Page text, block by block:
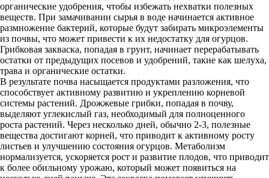
органические удобрения, чтобы избежать нехватки полезных
веществ. При замачивании сырья в воде начинается активное
размножение бактерий, которые будут забирать микроэлементы
из почвы, что может привести к их недостатку для огурцов.
Грибковая закваска, попадая в грунт, начинает перерабатывать
остатки от предыдущих посевов и удобрений, такие как шелуха,
трава и органические остатки.
В результате почва насыщается продуктами разложения, что
способствует активному развитию и укреплению корневой
системы растений. Дрожжевые грибки, попадая в почву,
выделяют углекислый газ, необходимый для полноценного
роста растений. Через несколько дней, обычно 2-3, полезные
вещества достигают корней, что приводит к активному росту
листьев и улучшению состояния огурцов. Метаболизм
нормализуется, ускоряется рост и развитие плодов, что приводит
к более обильному урожаю, который может появиться на